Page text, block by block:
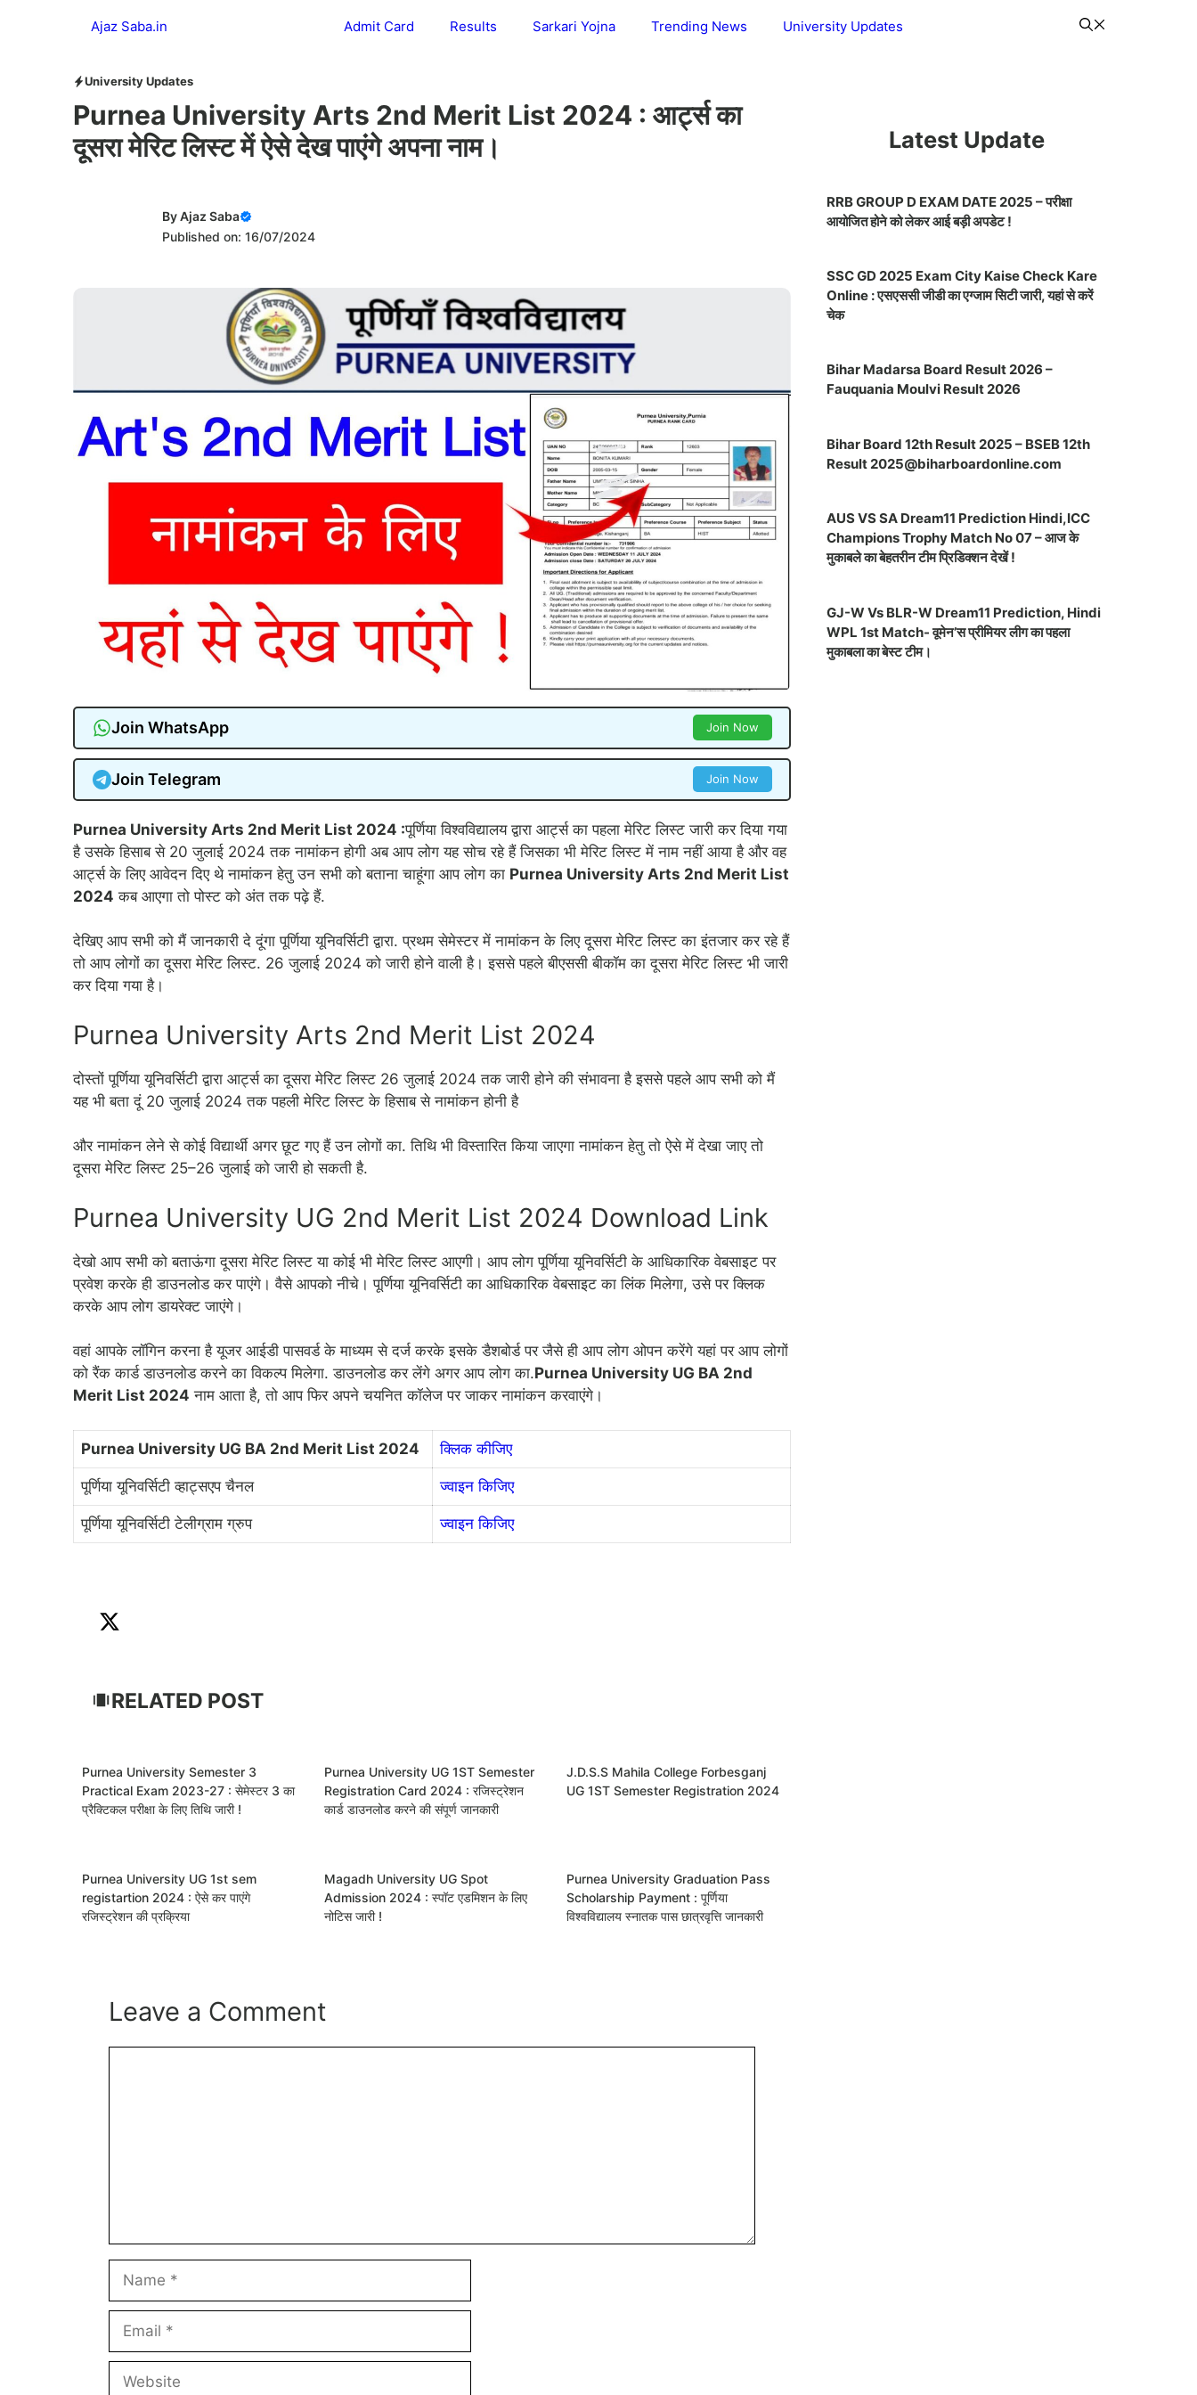
Ajaz Saba.in Admit Card Results Sarkari Yojna Trending News University Updates
University Updates
Purnea University Arts 2nd Merit List 2024 : आर्ट्स का
दूसरा मेरिट लिस्ट में ऐसे देख पाएंगे अपना नाम।
ByAjaz Saba
Published on: 16/07/2024
Join WhatsApp Join Now
Join Telegram Join Now
Purnea University Arts 2nd Merit List 2024 :पूर्णिया विश्वविद्यालय द्वारा आर्ट्स का पहला मेरिट लिस्ट जारी कर दिया गया
है उसके हिसाब से 20 जुलाई 2024 तक नामांकन होगी अब आप लोग यह सोच रहे हैं जिसका भी मेरिट लिस्ट में नाम नहीं आया है और वह
आर्ट्स के लिए आवेदन दिए थे नामांकन हेतु उन सभी को बताना चाहूंगा आप लोग का Purnea University Arts 2nd Merit List
2024 कब आएगा तो पोस्ट को अंत तक पढ़े हैं.
देखिए आप सभी को मैं जानकारी दे दूंगा पूर्णिया यूनिवर्सिटी द्वारा. प्रथम सेमेस्टर में नामांकन के लिए दूसरा मेरिट लिस्ट का इंतजार कर रहे हैं
तो आप लोगों का दूसरा मेरिट लिस्ट. 26 जुलाई 2024 को जारी होने वाली है। इससे पहले बीएससी बीकॉम का दूसरा मेरिट लिस्ट भी जारी
कर दिया गया है।
Purnea University Arts 2nd Merit List 2024
दोस्तों पूर्णिया यूनिवर्सिटी द्वारा आर्ट्स का दूसरा मेरिट लिस्ट 26 जुलाई 2024 तक जारी होने की संभावना है इससे पहले आप सभी को मैं
यह भी बता दूं 20 जुलाई 2024 तक पहली मेरिट लिस्ट के हिसाब से नामांकन होनी है
और नामांकन लेने से कोई विद्यार्थी अगर छूट गए हैं उन लोगों का. तिथि भी विस्तारित किया जाएगा नामांकन हेतु तो ऐसे में देखा जाए तो
दूसरा मेरिट लिस्ट 25–26 जुलाई को जारी हो सकती है.
Purnea University UG 2nd Merit List 2024 Download Link
देखो आप सभी को बताऊंगा दूसरा मेरिट लिस्ट या कोई भी मेरिट लिस्ट आएगी। आप लोग पूर्णिया यूनिवर्सिटी के आधिकारिक वेबसाइट पर
प्रवेश करके ही डाउनलोड कर पाएंगे। वैसे आपको नीचे। पूर्णिया यूनिवर्सिटी का आधिकारिक वेबसाइट का लिंक मिलेगा, उसे पर क्लिक
करके आप लोग डायरेक्ट जाएंगे।
वहां आपके लॉगिन करना है यूजर आईडी पासवर्ड के माध्यम से दर्ज करके इसके डैशबोर्ड पर जैसे ही आप लोग ओपन करेंगे यहां पर आप लोगों
को रैंक कार्ड डाउनलोड करने का विकल्प मिलेगा. डाउनलोड कर लेंगे अगर आप लोग का.Purnea University UG BA 2nd
Merit List 2024 नाम आता है, तो आप फिर अपने चयनित कॉलेज पर जाकर नामांकन करवाएंगे।
Purnea University UG BA 2nd Merit List 2024 क्लिक कीजिए
पूर्णिया यूनिवर्सिटी व्हाट्सएप चैनल ज्वाइन किजिए
पूर्णिया यूनिवर्सिटी टेलीग्राम ग्रुप ज्वाइन किजिए
RELATED POST
Purnea University Semester 3
Practical Exam 2023-27 : सेमेस्टर 3 का
प्रैक्टिकल परीक्षा के लिए तिथि जारी !
Purnea University UG 1ST Semester
Registration Card 2024 : रजिस्ट्रेशन
कार्ड डाउनलोड करने की संपूर्ण जानकारी
J.D.S.S Mahila College Forbesganj
UG 1ST Semester Registration 2024
Purnea University UG 1st sem
registartion 2024 : ऐसे कर पाएंगे
रजिस्ट्रेशन की प्रक्रिया
Magadh University UG Spot
Admission 2024 : स्पॉट एडमिशन के लिए
नोटिस जारी !
Purnea University Graduation Pass
Scholarship Payment : पूर्णिया
विश्वविद्यालय स्नातक पास छात्रवृत्ति जानकारी
Leave a Comment
Latest Update
RRB GROUP D EXAM DATE 2025 – परीक्षा
आयोजित होने को लेकर आई बड़ी अपडेट !
SSC GD 2025 Exam City Kaise Check Kare
Online : एसएससी जीडी का एग्जाम सिटी जारी, यहां से करें
चेक
Bihar Madarsa Board Result 2026 –
Fauquania Moulvi Result 2026
Bihar Board 12th Result 2025 – BSEB 12th
Result2025@biharboardonline.com
AUS VS SA Dream11 Prediction Hindi,ICC
Champions Trophy Match No 07 – आज के
मुकाबले का बेहतरीन टीम प्रिडिक्शन देखें !
GJ-W Vs BLR-W Dream11 Prediction, Hindi
WPL 1st Match- वूमेन’स प्रीमियर लीग का पहला
मुकाबला का बेस्ट टीम।